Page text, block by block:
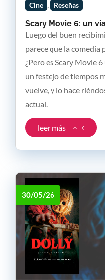
Scary Movie 6: un
Cine Reseñas
Luego del buen
parece que la comedia
¿Pero es Scary Movie
un festejo de tiempos
vuelve, y lo hace
actual.
leer más
30/05/26